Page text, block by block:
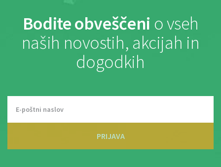
Bodite obveščeni o vseh
naših novostih, akcijah in
dogodkih
PRIJAVA